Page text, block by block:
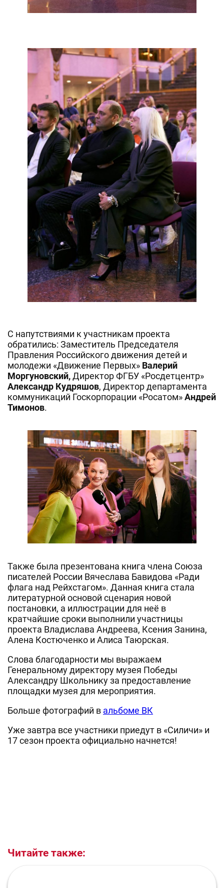
С напутствиями к участникам проекта
обратились: Заместитель Председателя
Правления Российского движения детей и
молодежи «Движение Первых» Валерий
Моргуновский,Директор ФГБУ «Росдетцентр»
Александр Кудряшов, Директор департамента
коммуникаций Госкорпорации «Росатом»Андрей
Тимонов.
Также была презентована книга члена Союза
писателей России Вячеслава Бавидова «Ради
флага над Рейхстагом». Данная книга стала
литературной основой сценария новой
постановки, а иллюстрации для неё в
кратчайшие сроки выполнили участницы
проекта Владислава Андреева, Ксения Занина,
Алена Костюченко и Алиса Таюрская.
Слова благодарности мы выражаем
Генеральному директору музея Победы
Александру Школьнику за предоставление
площадки музея для мероприятия.
Больше фотографий в альбоме ВК
Уже завтра все участники приедут в «Силичи» и
17 сезон проекта официально начнется!
Читайте также: